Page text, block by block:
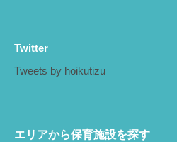
Twitter
Tweets by hoikutizu
エリアから保育施設を探す